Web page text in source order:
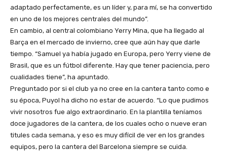
adaptado perfectamente, es un líder y, para mí, se ha convertido
en uno de los mejores centrales del mundo”.
En cambio, al central colombiano Yerry Mina, que ha llegado al
Barça en el mercado de invierno, cree que aún hay que darle
tiempo. “Samuel ya había jugado en Europa, pero Yerry viene de
Brasil, que es un fútbol diferente. Hay que tener paciencia, pero
cualidades tiene”, ha apuntado.
Preguntado por si el club ya no cree en la cantera tanto como e
su época, Puyol ha dicho no estar de acuerdo. “Lo que pudimos
vivir nosotros fue algo extraordinario. En la plantilla teníamos
doce jugadores de la cantera, de los cuales ocho o nueve eran
titules cada semana, y eso es muy difícil de ver en los grandes
equipos, pero la cantera del Barcelona siempre se cuida.